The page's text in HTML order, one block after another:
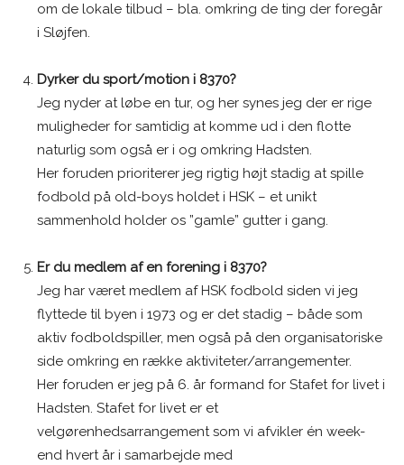
om de lokale tilbud – bla. omkring de ting der foregår
i Sløjfen.
Dyrker du sport/motion i 8370?
Jeg nyder at løbe en tur, og her synes jeg der er rige
muligheder for samtidig at komme ud i den flotte
naturlig som også er i og omkring Hadsten.
Her foruden prioriterer jeg rigtig højt stadig at spille
fodbold på old-boys holdet i HSK – et unikt
sammenhold holder os ”gamle” gutter i gang.
Er du medlem af en forening i 8370?
Jeg har været medlem af HSK fodbold siden vi jeg
flyttede til byen i 1973 og er det stadig – både som
aktiv fodboldspiller, men også på den organisatoriske
side omkring en række aktiviteter/arrangementer.
Her foruden er jeg på 6. år formand for Stafet for livet i
Hadsten. Stafet for livet er et
velgørenhedsarrangement som vi afvikler én week-
end hvert år i samarbejde med